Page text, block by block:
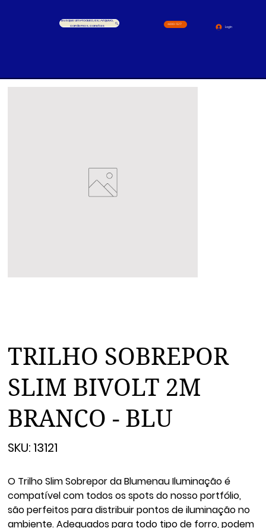
Busque um Produto, ex.: Arquivo,
cardernos, canetas
4000-1517
Login
TRILHO SOBREPOR
SLIM BIVOLT 2M
BRANCO - BLU
SKU:
13121
13121
O Trilho Slim Sobrepor da Blumenau Iluminação é
compatível com todos os spots do nosso portfólio,
são perfeitos para distribuir pontos de iluminação no
ambiente. Adequados para todo tipo de forro, podem